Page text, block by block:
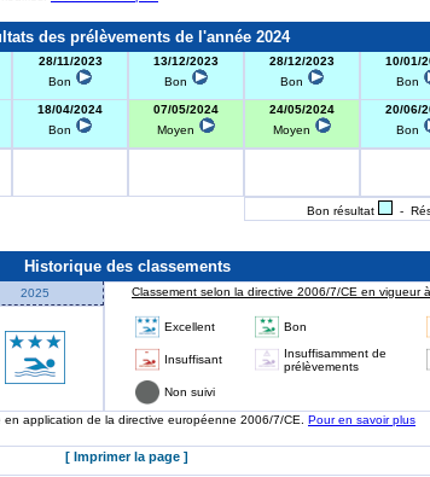
des prélèvements de l'année 2024
28/11/2023
Bon
13/12/2023
Bon
28/12/2023
Bon
10/01/
Bon
18/04/2024
Bon
07/05/2024
Moyen
24/05/2024
Moyen
20/06/
Bon
Bon résultat -
Historique des classements
2025 Classement selon la directive 2006/7/CE en vigueur
Excellent Bon
Insuffisant
Insuffisamment de
prélèvements
Non suivi
application de la directive européenne 2006/7/CE. Pour en savoir plus
[ Imprimer la page ]